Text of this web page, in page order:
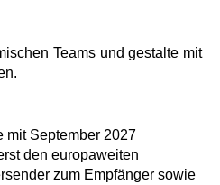
Teams und gestalte mit
mit September 2027
den europaweiten
zum Empfänger sowie